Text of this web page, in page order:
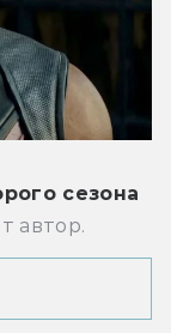
сезона
автор.